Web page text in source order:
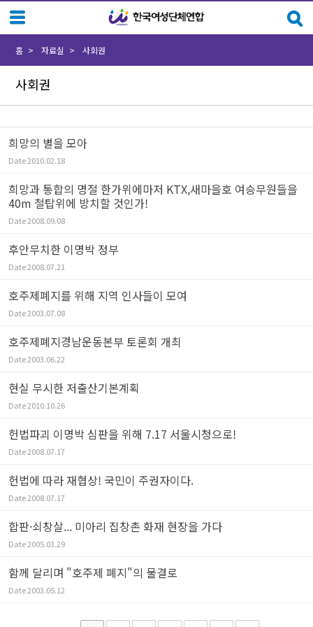
사회권
홈 자료실 사회권
희망의 별을 모아
Date2010.02.18
희망과 통합의 명절 한가위에마저 KTX,새마을호 여승무원들을
40m 철탑위에 방치할 것인가!
Date2008.09.08
후안무치한 이명박 정부
Date2008.07.21
호주제폐지를 위해 지역 인사들이 모여
Date2003.07.08
호주제폐지경남운동본부 토론회 개최
Date2003.06.22
현실 무시한 저출산기본계획
Date2010.10.26
헌법파괴 이명박 심판을 위해 7.17 서울시청으로!
Date2008.07.17
헌법에 따라 재협상! 국민이 주권자이다.
Date2008.07.17
합판·쇠창살... 미아리 집창촌 화재 현장을 가다
Date2005.03.29
함께 달리며 "호주제 폐지"의 물결로
Date2003.05.12